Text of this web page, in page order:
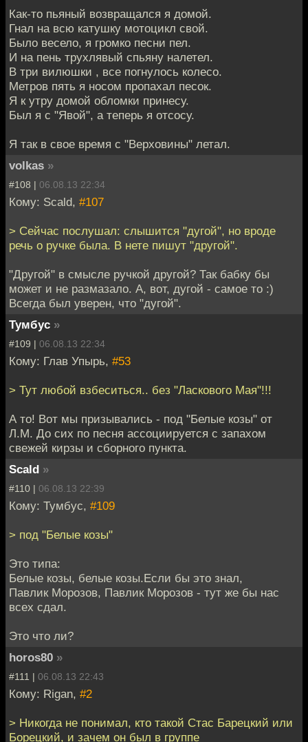
Как-то пьяный возвращался я домой.
Гнал на всю катушку мотоцикл свой.
Было весело, я громко песни пел.
И на пень трухлявый спьяну налетел.
В три вилюшки , все погнулось колесо.
Метров пять я носом пропахал песок.
Я к утру домой обломки принесу.
Был я с "Явой", а теперь я отсосу.
Я так в свое время с "Верховины" летал.
volkas »
#108 | 06.08.13 22:34
Кому: Scald, #107
> Сейчас послушал: слышится "дугой", но вроде
речь о ручке была. В нете пишут "другой".
"Другой" в смысле ручкой другой? Так бабку бы
может и не размазало. А, вот, дугой - самое то :)
Всегда был уверен, что "дугой".
Тумбус »
#109 | 06.08.13 22:34
Кому: Глав Упырь, #53
> Тут любой взбеситься.. без "Ласкового Мая"!!!
А то! Вот мы призывались - под "Белые козы" от
Л.М. До сих по песня ассоциируется с запахом
свежей кирзы и сборного пункта.
Scald »
#110 | 06.08.13 22:39
Кому: Тумбус, #109
> под "Белые козы"
Это типа:
Белые козы, белые козы.Если бы это знал,
Павлик Морозов, Павлик Морозов - тут же бы нас
всех сдал.
Это что ли?
horos80 »
#111 | 06.08.13 22:43
Кому: Rigan, #2
> Никогда не понимал, кто такой Стас Барецкий или
Борецкий, и зачем он был в группе